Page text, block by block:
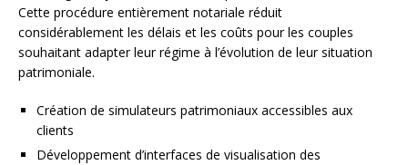
Cette procédure entièrement notariale réduit
considérablement les délais et les coûts pour les couples
souhaitant adapter leur régime à l’évolution de leur situation
patrimoniale.
Création de simulateurs patrimoniaux accessibles aux
clients
Développement d’interfaces de visualisation des